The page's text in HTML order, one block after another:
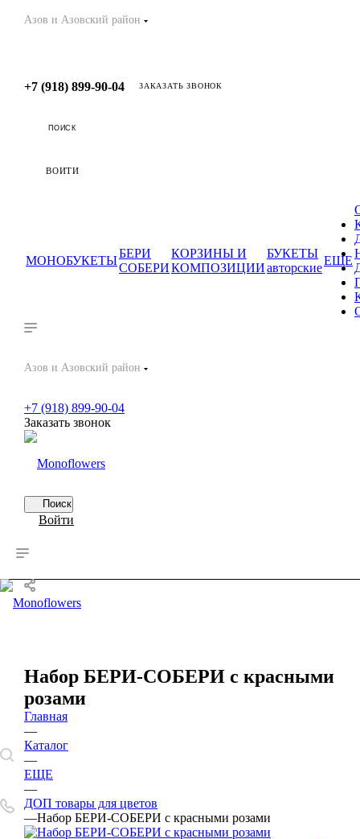
Азов и Азовский район
+7 (918) 899-90-04 ЗАКАЗАТЬ ЗВОНОК
ПОИСК
ВОЙТИ
МОНОБУКЕТЫ
БЕРИ
СОБЕРИ
КОРЗИНЫ И
КОМПОЗИЦИИ
БУКЕТЫ
авторские
ЕЩЕ
Азов и Азовский район
+7 (918) 899-90-04
Заказать звонок
Поиск
Войти
Набор БЕРИ-СОБЕРИ с красными
розами
Главная
—
Каталог
—
ЕЩЕ
—
ДОП товары для цветов
—Набор БЕРИ-СОБЕРИ с красными розами